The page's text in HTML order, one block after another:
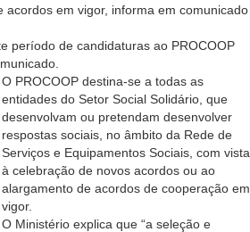
em vigor, informa em comunicado
período de candidaturas ao PROCOOP
O PROCOOP destina-se a todas as
entidades do Setor Social Solidário, que
desenvolvam ou pretendam desenvolver
respostas sociais, no âmbito da Rede de
Serviços e Equipamentos Sociais, com vista
à celebração de novos acordos ou ao
alargamento de acordos de cooperação em
vigor.
O Ministério explica que “a seleção e